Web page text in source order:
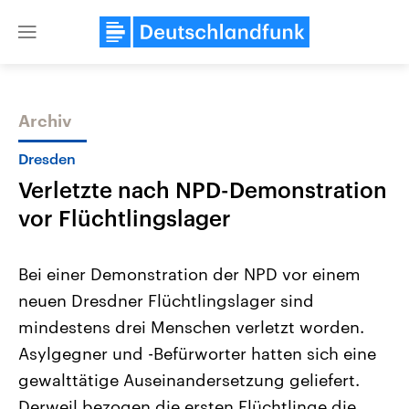
Close
Themen
Landtagswahl Sachsen-Anhalt
2026
Alle Informationen
Sachsen-Anhalt wählt am 6.
September 2026 einen neuen
Landtag. Seit 2021 wird das
Bundesland von einer Koalition aus
USA
Aktuelle Beiträge,
Hintergründe
Wirtschaftlich und
gehören die Vereinigten
den mächtigsten Ländern
mit großem Einfluss auf
Archiv
Dresden
Verletzte nach NPD-Demonstration
vor Flüchtlingslager
Bei einer Demonstration der NPD vor einem
neuen Dresdner Flüchtlingslager sind
mindestens drei Menschen verletzt worden.
Asylgegner und -Befürworter hatten sich eine
gewalttätige Auseinandersetzung geliefert.